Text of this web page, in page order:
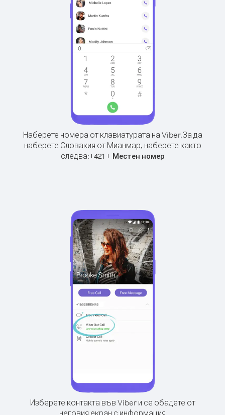
Наберете номера от клавиатурата на Viber.За да
наберете Словакия от Мианмар, наберете както
следва:+421+ Местен номер
Изберете контакта във Viber и се обадете от
неговия екран с информация